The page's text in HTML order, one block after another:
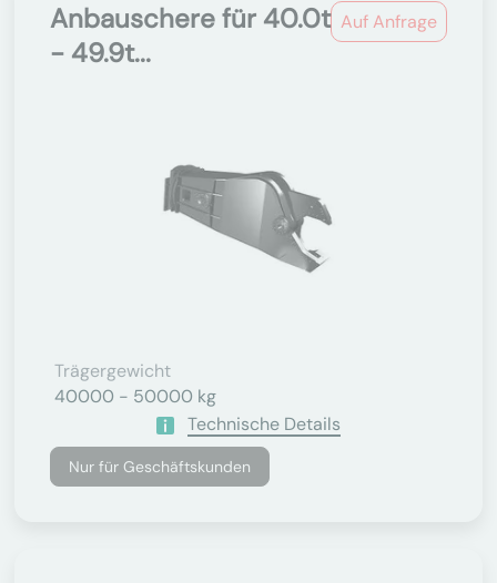
Auf Anfrage
Anbauschere für 40.0t
- 49.9t...
Trägergewicht
40000 - 50000 kg
Technische Details
Nur für Geschäftskunden